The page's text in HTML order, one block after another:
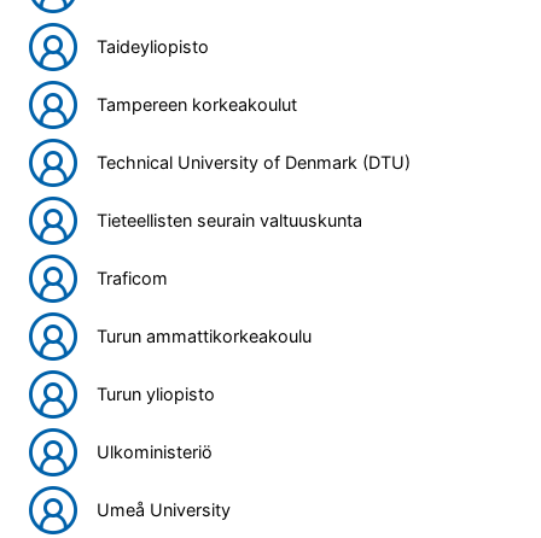
Taideyliopisto
Tampereen korkeakoulut
Technical University of Denmark (DTU)
Tieteellisten seurain valtuuskunta
Traficom
Turun ammattikorkeakoulu
Turun yliopisto
Ulkoministeriö
Umeå University